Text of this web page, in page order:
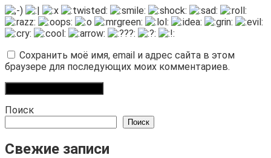
Сохранить моё имя, email и адрес сайта в этом
браузере для последующих моих комментариев.
Поиск
Поиск
Свежие записи